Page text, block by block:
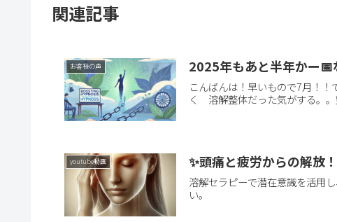
関連記事
お客様の声 2025年もあと半年かー
こんばんは！早いもので7月！
く 溶解整体だった気がする。
youtube動画 ✨頭痛と疲労からの解放
溶解セラピーで潜在意識を活用
い。